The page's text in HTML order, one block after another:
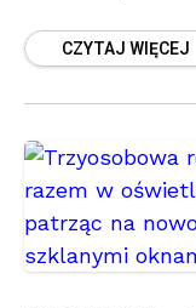
alternatywnego
CZYTAJ WIĘCEJ